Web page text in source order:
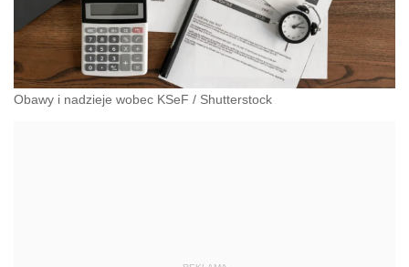
Obawy i nadzieje wobec KSeF / Shutterstock